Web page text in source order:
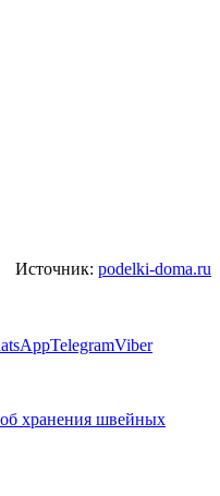
Источник: podelki-doma.ru
TelegramViber
хранения швейных